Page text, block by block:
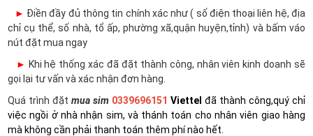
► Điền đầy đủ thông tin chính xác như ( số điện thoại liên hệ, địa
chỉ cụ thể, số nhà, tổ ấp, phường xã,quận huyện,tỉnh) và bấm váo
nút đặt mua ngay
► Khi hệ thống xác đã đặt thành công, nhân viên kinh doanh sẽ
gọi lại tư vấn và xác nhận đơn hàng.
Quá trình đặt mua sim 0339696151 Viettel đã thành công,quý chỉ
việc ngồi ở nhà nhận sim, và thánh toán cho nhân viên giao hàng
mà không cần phải thanh toán thêm phí nào hết.